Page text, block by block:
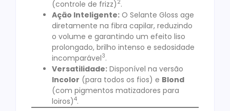
(controle de frizz) 2.
Ação Inteligente: O Selante Gloss age
diretamente na fibra capilar, reduzindo
o volume e garantindo um efeito liso
prolongado, brilho intenso e sedosidade
incomparável3.
Versatilidade: Disponível na versão
Incolor (para todos os fios) e Blond
(com pigmentos matizadores para
loiros)4.